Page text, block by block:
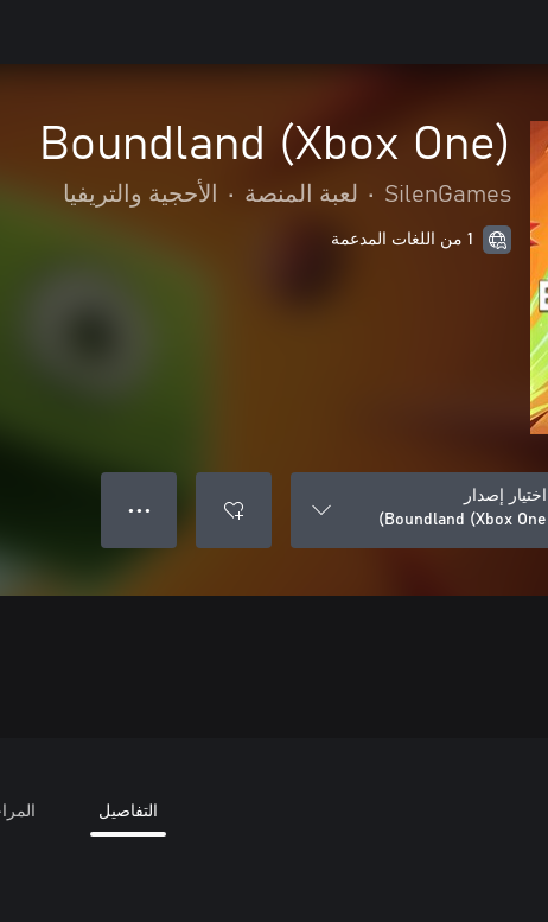
Boundland (Xbox One)
SilenGames
• لعبة المنصة • الأحجية والتريفيا
1 من اللغات المدعمة
اختيار إصدار
Boundland (Xbox One)
● ● ●
التفاصيل